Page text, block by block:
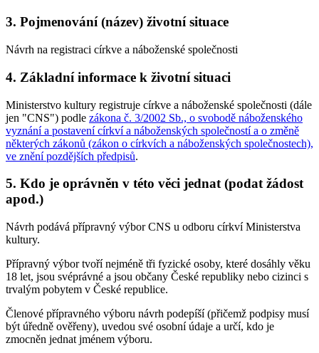
3. Pojmenování (název) životní situace
Návrh na registraci církve a náboženské společnosti
4. Základní informace k životní situaci
Ministerstvo kultury registruje církve a náboženské společnosti (dále
jen "CNS") podle zákona č. 3/2002 Sb., o svobodě náboženského
vyznání a postavení církví a náboženských společností a o změně
některých zákonů (zákon o církvích a náboženských společnostech),
ve znění pozdějších předpisů.
5. Kdo je oprávněn v této věci jednat (podat žádost
apod.)
Návrh podává přípravný výbor CNS u odboru církví Ministerstva
kultury.
Přípravný výbor tvoří nejméně tři fyzické osoby, které dosáhly věku
18 let, jsou svéprávné a jsou občany České republiky nebo cizinci s
trvalým pobytem v České republice.
Členové přípravného výboru návrh podepíší (přičemž podpisy musí
být úředně ověřeny), uvedou své osobní údaje a určí, kdo je
zmocněn jednat jménem výboru.